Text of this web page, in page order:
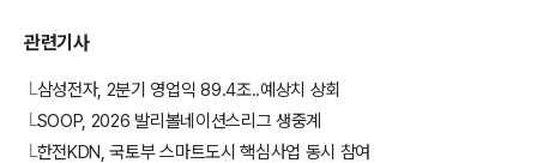
관련기사
└삼성전자, 2분기 영업익 89.4조..예상치 상회
└SOOP, 2026 발리볼네이션스리그 생중계
└한전KDN, 국토부 스마트도시 핵심사업 동시 참여